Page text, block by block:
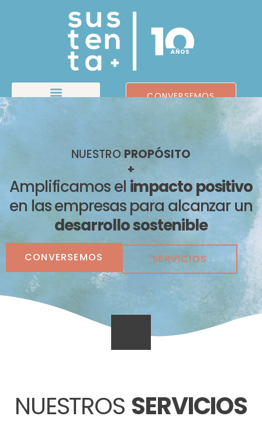
CONVERSEMOS
NUESTRO PROPÓSITO
+
Amplificamos el impacto positivo
en las empresas para alcanzar un
desarrollo sostenible
CONVERSEMOS SERVICIOS
NUESTROS SERVICIOS